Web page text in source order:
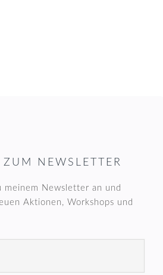
NEWSLETTER
meinem Newsletter an und
Aktionen, Workshops und